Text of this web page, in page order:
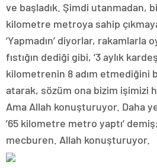
ve başladık. Şimdi utanmadan,
kilometre metroya sahip
‘Yapmadın’ diyorlar, rakamlarla
fıstığın dediği gibi, ‘3 aylık
kilometrenin 8 adım etmediğini
atarak, sözüm ona bizim işimizi
Ama Allah konuşturuyor. Daha
’65 kilometre metro yaptı’
mecburen. Allah konuşturuyor.